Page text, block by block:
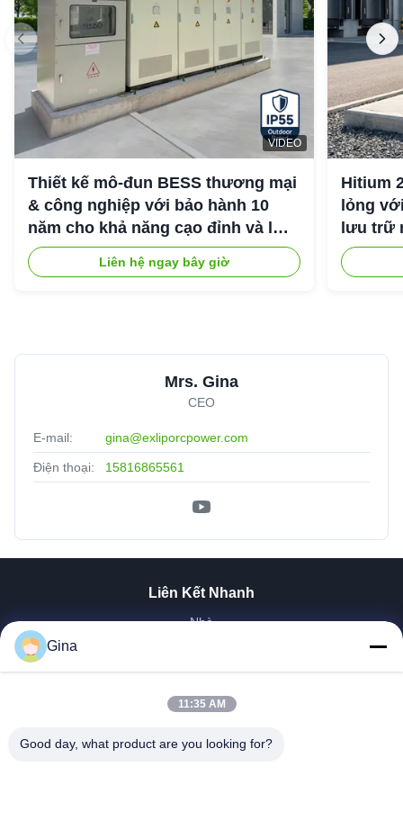
VIDEO
Thiết kế mô-đun BESS thương mại
& công nghiệp với bảo hành 10
năm cho khả năng cạo đỉnh và lưu
trữ năng lượng công nghiệp
Liên hệ ngay bây giờ
Hitium
lỏng
lưu trữ
Mrs. Gina
CEO
E-mail: gina@exliporcpower.com
Điện thoại: 15816865561
Liên Kết Nhanh
Nhà
Sản Phẩm
Tham Quan Nhà Máy
Trường Hợp Của Chúng Tôi
Gina
11:35 AM
Good day, what product are you looking for?